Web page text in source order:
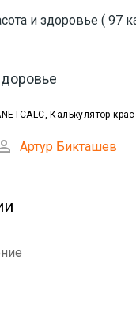
и здоровье ( 97
Калькулятор
Артур Бикташев